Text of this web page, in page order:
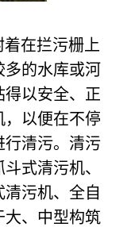
在拦污栅上
的水库或河
得以安全、正
，以便在不停
行清污。清污
式清污机、
污机、全自
大、中型构筑